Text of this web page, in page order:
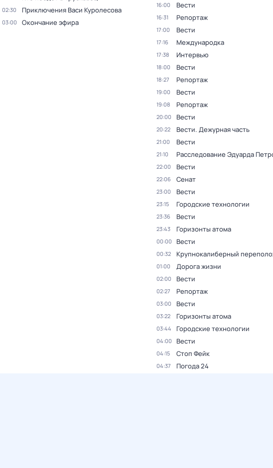
02:30 Приключения Васи Куролесова
03:00 Окончание эфира
16:00 Вести
16:31 Репортаж
17:00 Вести
17:16 Международка
17:38 Интервью
18:00 Вести
18:27 Репортаж
19:00 Вести
19:08 Репортаж
20:00 Вести
20:22 Вести. Дежурная часть
21:00 Вести
21:10 Расследование Эдуарда
22:00 Вести
22:06 Сенат
23:00 Вести
23:15 Городские технологии
23:36 Вести
23:43 Горизонты атома
00:00 Вести
00:32 Крупнокалиберный
01:00 Дорога жизни
02:00 Вести
02:27 Репортаж
03:00 Вести
03:22 Горизонты атома
03:44 Городские технологии
04:00 Вести
04:15 Стоп Фейк
04:37 Погода 24